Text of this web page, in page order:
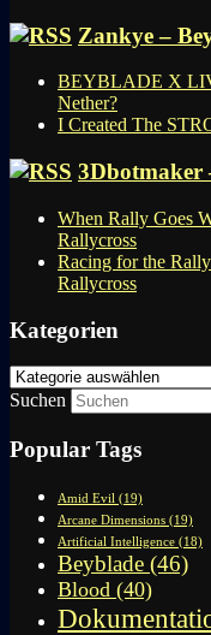
Zankye –
BEYBLADE X
Nether?
I Created The
3Dbotmaker
When Rally Goes
Rallycross
Racing for the
Rallycross
Kategorien
Kategorien
Suchen
Popular Tags
Amid Evil (19)
Arcane Dimensions (19)
Artificial Intelligence (18)
Beyblade (46)
Blood (40)